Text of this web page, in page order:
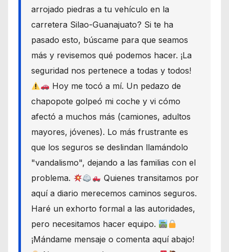
arrojado piedras a tu vehículo en la
carretera Silao-Guanajuato? Si te ha
pasado esto, búscame para que seamos
más y revisemos qué podemos hacer. ¡La
seguridad nos pertenece a todas y todos!
Hoy me tocó a mí. Un pedazo de
chapopote golpeó mi coche y vi cómo
afectó a muchos más (camiones, adultos
mayores, jóvenes). Lo más frustrante es
que los seguros se deslindan llamándolo
"vandalismo", dejando a las familias con el
problema.
Quienes transitamos por
aquí a diario merecemos caminos seguros.
Haré un exhorto formal a las autoridades,
pero necesitamos hacer equipo.
¡Mándame mensaje o comenta aquí abajo!